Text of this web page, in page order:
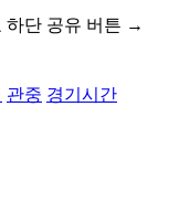
하단 공유 버튼 →
관중 경기시간